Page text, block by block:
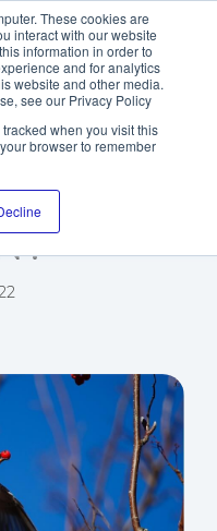
These cookies are
interact with our website
information in order to
and for analytics
website and other media.
see our Privacy Policy
when you visit this
browser to remember
SIND